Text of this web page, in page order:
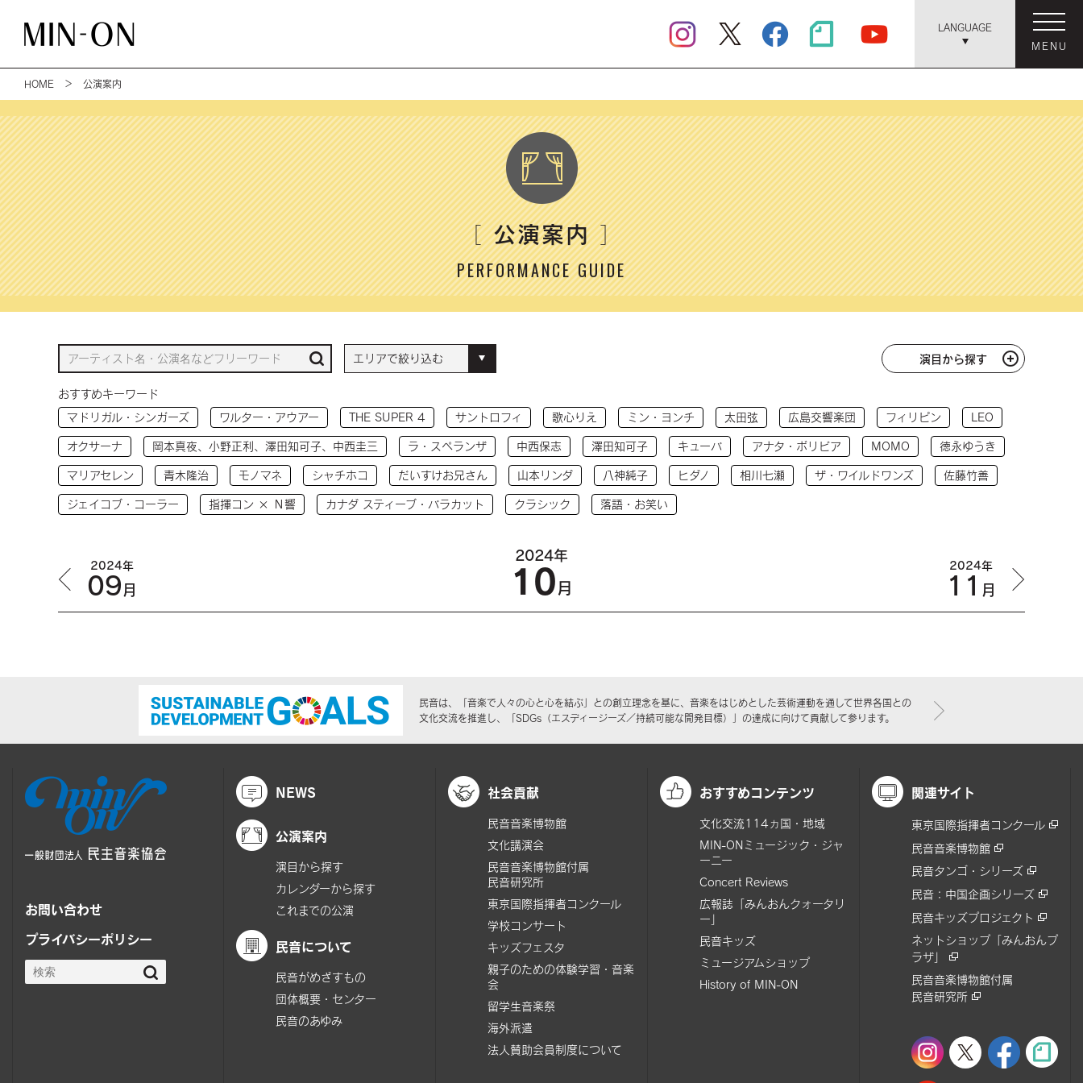
LANGUAGE
MENU
HOME ＞ 公演案内
［公演案内］
PERFORMANCE GUIDE
演目から探す
おすすめキーワード
マドリガル・シンガーズ
ワルター・アウアー THE SUPER 4 サントロフィ 歌心りえ ミン・ヨンチ 太田弦 広島交響楽団 フィリピン LEO
オクサーナ 岡本真夜、小野正利、澤田知可子、中西圭三 ラ・スペランザ 中西保志 澤田知可子 キューバ アナタ・ボリビア MOMO 徳永ゆうき
マリアセレン 青木隆治 モノマネ シャチホコ だいすけお兄さん 山本リンダ 八神純子 ヒダノ 相川七瀬 ザ・ワイルドワンズ 佐藤竹善
ジェイコブ・コーラー 指揮コン × Ｎ響 カナダ スティーブ・バラカット クラシック 落語・お笑い
2024年
09月
2024年
10月
2024年
11 月
民音は、「音楽で人々の心と心を結ぶ」との創立理念を基に、音楽をはじめとした芸術運動を通して世界各国との
文化交流を推進し、「SDGs（エスディージーズ／持続可能な開発目標）」の達成に向けて貢献して参ります。
お問い合わせ
プライバシーポリシー
NEWS
公演案内
演目から探す
カレンダーから探す
これまでの公演
民音について
民音がめざすもの
団体概要・センター
民音のあゆみ
社会貢献
民音音楽博物館
文化講演会
民音音楽博物館付属
民音研究所
東京国際指揮者コンクール
学校コンサート
キッズフェスタ
親子のための体験学習・音楽
会
留学生音楽祭
海外派遣
法人賛助会員制度について
おすすめコンテンツ
文化交流114ヵ国・地域
MIN-ONミュージック・ジャ
ーニー
Concert Reviews
広報誌「みんおんクォータリ
ー」
民音キッズ
ミュージアムショップ
History of MIN-ON
関連サイト
東京国際指揮者コンクール
民音音楽博物館
民音タンゴ・シリーズ
民音：中国企画シリーズ
民音キッズプロジェクト
ネットショップ「みんおんプ
ラザ」
民音音楽博物館付属
民音研究所